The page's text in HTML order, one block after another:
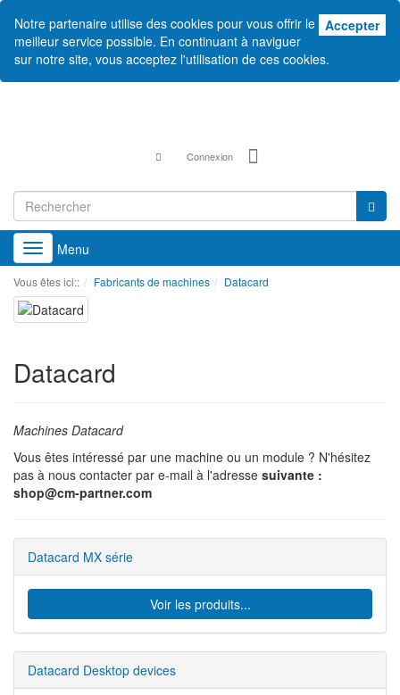
Accepter
Notre partenaire utilise des cookies pour vous offrir le
meilleur service possible. En continuant à naviguer
sur notre site, vous acceptez l'utilisation de ces cookies.
Connexion
Toggle
navigation
Menu
Vous êtes ici:: Fabricants de machines Datacard
Datacard
Machines Datacard
Vous êtes intéressé par une machine ou un module ? N'hésitez
pas à nous contacter par e-mail à l'adresse suivante :
shop@cm-partner.com
Datacard MX série
Voir les produits...
Datacard Desktop devices